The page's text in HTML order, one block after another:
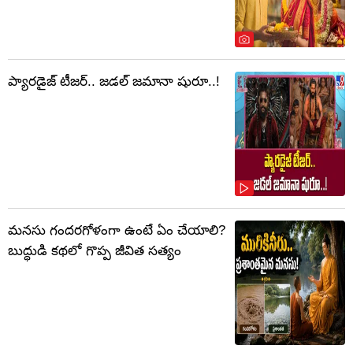
ప్యారడైజ్ టీజర్.. జడల్ జమానా షురూ..!
మనసు గందరగోళంగా ఉంటే ఏం చేయాలి?
బుద్ధుడి కథలో గొప్ప జీవిత సత్యం